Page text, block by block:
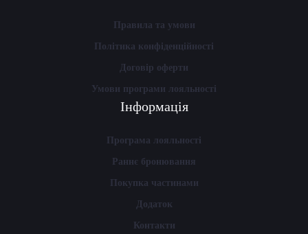
Правила та умови
Політика конфіденційності
Договір оферти
Умови програми лояльності
Інформація
Програма лояльності
Раннє бронювання
Покупка частинами
Додаток
Контакти